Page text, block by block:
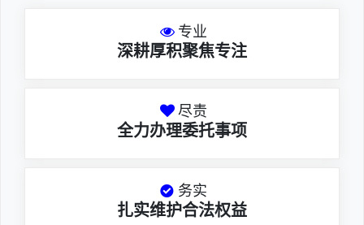
专业
深耕厚积聚焦专注
尽责
全力办理委托事项
务实
扎实维护合法权益